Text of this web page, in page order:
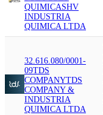
QUIMICASHV
INDUSTRIA
QUIMICA LTDA
32.616.080/0001-
09TDS
COMPANYTDS
COMPANY &
INDUSTRIA
QUIMICA LTDA